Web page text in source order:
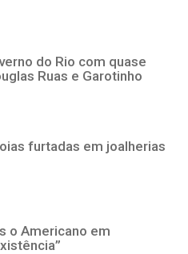
do Rio com quase
Ruas e Garotinho
furtadas em joalherias
o Americano em